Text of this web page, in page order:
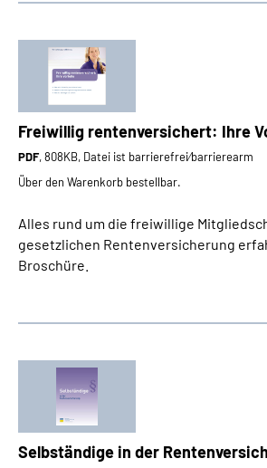
Freiwillig rentenversichert: Ihre
PDF, 808KB, Datei ist barrierefrei⁄barrierearm
Über den Warenkorb bestellbar.
Alles rund um die freiwillige
gesetzlichen Rentenversicherung
Broschüre.
Selbständige in der